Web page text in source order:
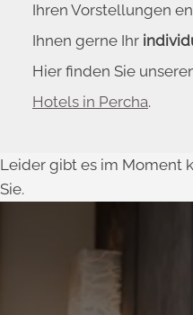
Ihren Vorstellungen
Ihnen gerne Ihr
Hier finden Sie
Hotels in Percha.
Leider gibt es im Moment
Sie.